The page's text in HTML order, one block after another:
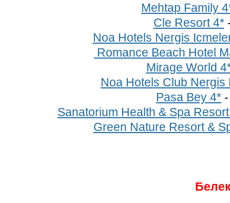
Mehtap Family
Cle Resort 4*
Noa Hotels Nergis
Romance Beach Hotel
Mirage World
Noa Hotels Club Nergis
Pasa Bey 4*
Sanatorium Health & Spa
Green Nature Resort &